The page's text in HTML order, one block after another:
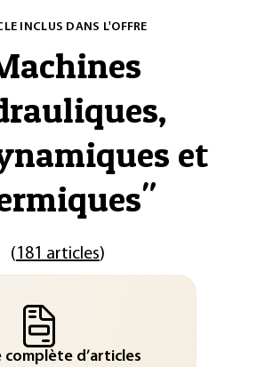
INCLUS DANS L'OFFRE
et
"
(181 articles)
complète d’articles